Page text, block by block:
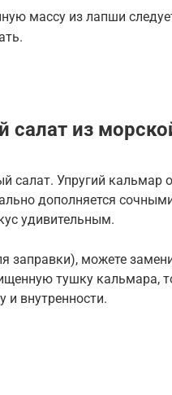
массу из лапши
салат из
салат. Упругий кальмар
дополняется
удивительным.
заправки), можете
тушку кальмара,
и внутренности.